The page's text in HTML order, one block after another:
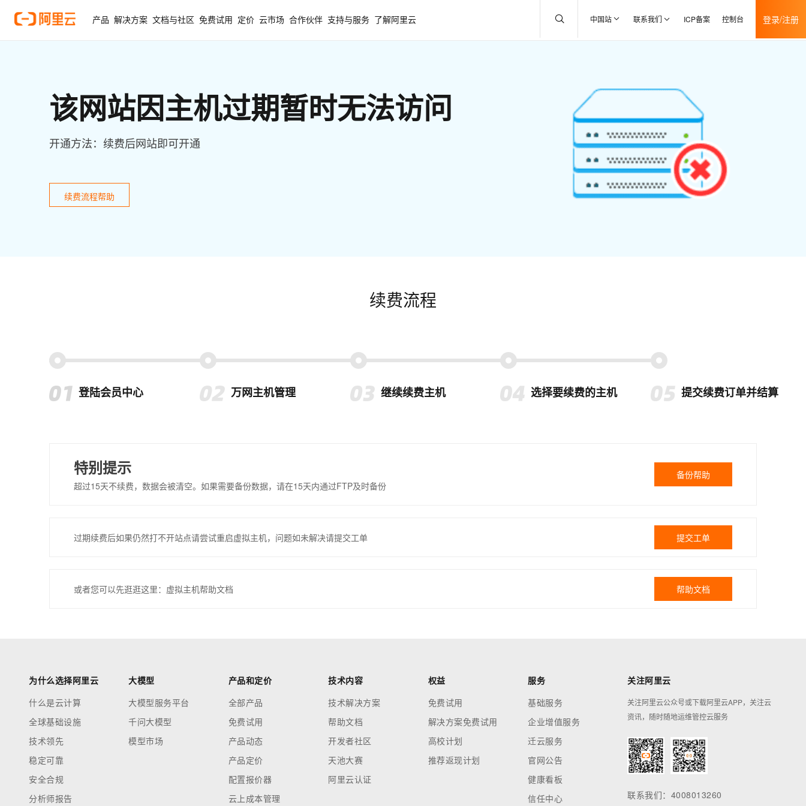
产品 解决方案 文档与社区 免费试用 定价 云市场 合作伙伴 支持与服务 了解阿里云 中国站 联系我们 ICP备案 控制台 登录/注册
该网站因主机过期暂时无法访问
开通方法：续费后网站即可开通
续费流程帮助
续费流程
登陆会员中心 万网主机管理 继续续费主机 选择要续费的主机 提交续费订单并结算
特别提示
超过15天不续费，数据会被清空。如果需要备份数据，请在15天内通过FTP及时备份
备份帮助
过期续费后如果仍然打不开站点请尝试重启虚拟主机，问题如未解决请提交工单 提交工单
或者您可以先逛逛这里：虚拟主机帮助文档 帮助文档